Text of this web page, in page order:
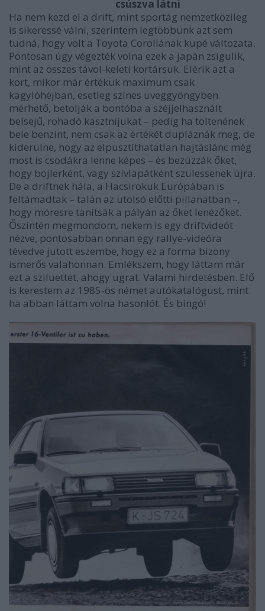
csúszva látni
Ha nem kezd el a drift, mint sportág nemzetközileg
is sikeressé válni, szerintem legtöbbünk azt sem
tudná, hogy volt a Toyota Corollának kupé változata.
Pontosan úgy végezték volna ezek a japán zsigulik,
mint az összes távol-keleti kortársuk. Elérik azt a
kort, mikor már értékük maximum csak
kagylóhéjban, esetleg színes üveggyöngyben
mérhető, betolják a bontóba a széjjelhasznált
belsejű, rohadó kasztnijukat – pedig ha töltenének
bele benzint, nem csak az értékét dupláznák meg, de
kiderülne, hogy az elpusztíthatatlan hajtáslánc még
most is csodákra lenne képes – és bezúzzák őket,
hogy bojlerként, vagy szívlapátként szülessenek újra.
De a driftnek hála, a Hacsirokuk Európában is
feltámadtak – talán az utolsó előtti pillanatban –,
hogy móresre tanítsák a pályán az őket lenézőket.
Őszintén megmondom, nekem is egy driftvideót
nézve, pontosabban onnan egy rallye-videóra
tévedve jutott eszembe, hogy ez a forma bizony
ismerős valahonnan. Emlékszem, hogy láttam már
ezt a sziluettet, ahogy ugrat. Valami hirdetésben. Elő
is kerestem az 1985-ös német autókatalógust, mint
ha abban láttam volna hasonlót. És bingó!